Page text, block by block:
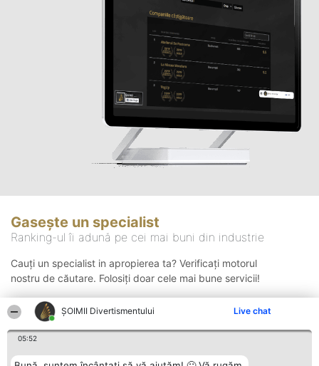
ŞOIMII Divertismentului Live chat
05:52
Gasește un specialist
Ranking-ul îi adună pe cei mai buni din industrie
Cauți un specialist in apropierea ta? Verificați motorul
nostru de căutare. Folosiți doar cele mai bune servicii!